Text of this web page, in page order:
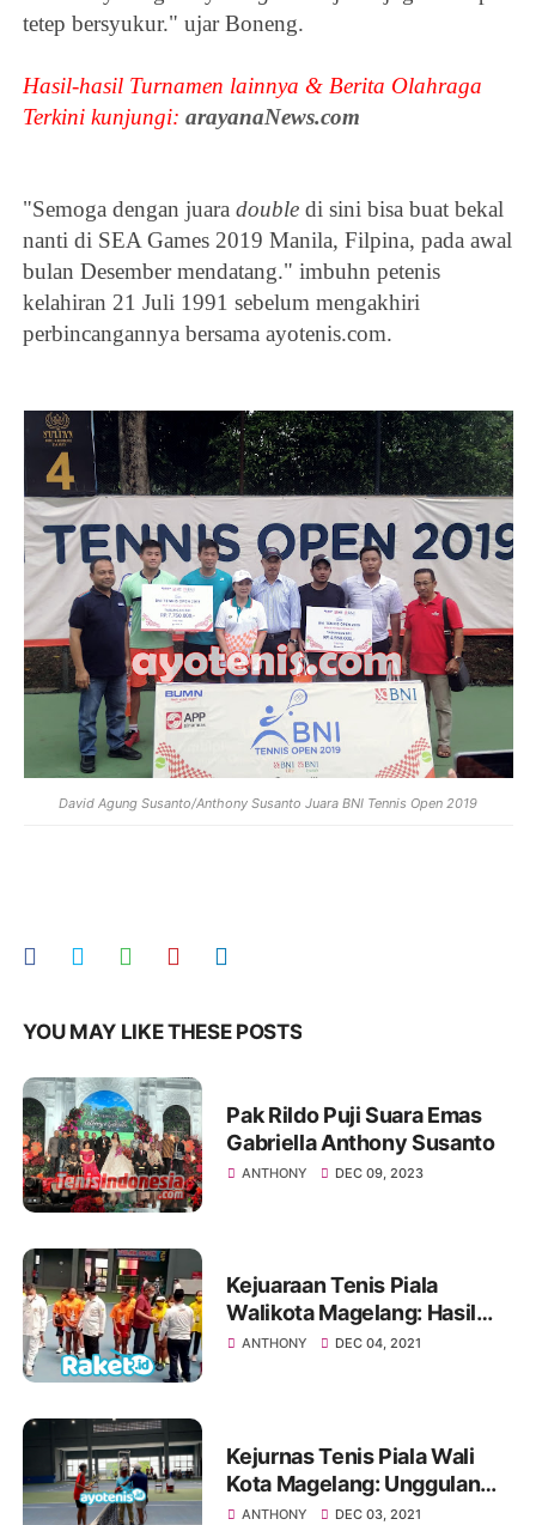
tetep bersyukur." ujar Boneng.
Hasil-hasil Turnamen lainnya & Berita Olahraga
Terkini kunjungi: arayanaNews.com
"Semoga dengan juaradoubledi sini bisa buat bekal
nanti di SEA Games 2019 Manila, Filpina, pada awal
bulan Desember mendatang." imbuhn petenis
kelahiran 21 Juli 1991 sebelum mengakhiri
perbincangannya bersama ayotenis.com.
David Agung Susanto/Anthony Susanto Juara BNI Tennis Open 2019
YOU MAY LIKE THESE POSTS
Pak Rildo Puji Suara Emas
Gabriella Anthony Susanto
ANTHONY DEC 09, 2023
Kejuaraan Tenis Piala
Walikota Magelang: Hasil
Sementara Ganda Putra
ANTHONY DEC 04, 2021
Kejurnas Tenis Piala Wali
Kota Magelang: Unggulan
Tunggal Putra Pro
ANTHONY DEC 03, 2021